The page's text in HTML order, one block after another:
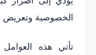
الخصوصية وتعريض
تأتي هذه